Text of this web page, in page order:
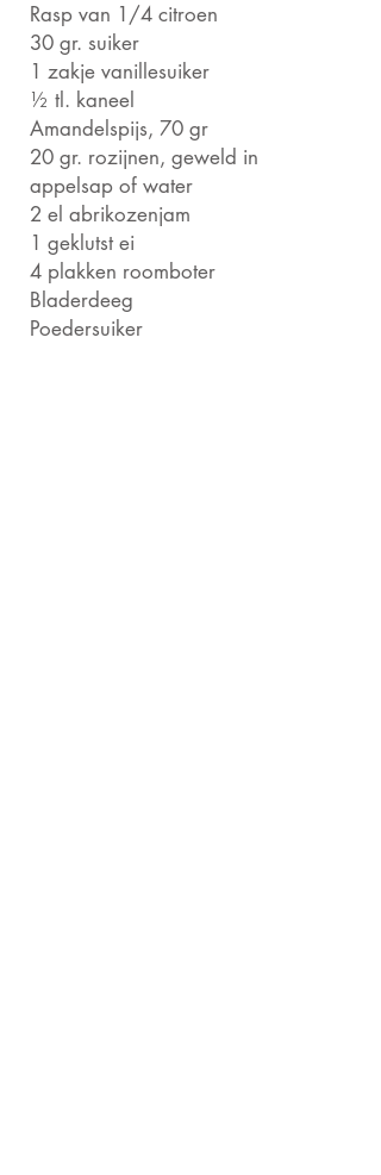
Rasp van 1/4 citroen
30 gr. suiker
1 zakje vanillesuiker
½ tl. kaneel
Amandelspijs, 70 gr
20 gr. rozijnen, geweld in
appelsap of water
2 el abrikozenjam
1 geklutst ei
4 plakken roomboter
Bladerdeeg
Poedersuiker